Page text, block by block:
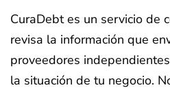
CuraDebt es un servicio de
revisa la información que
proveedores
la situación de tu negocio.